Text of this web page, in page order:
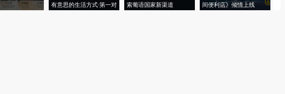
有意思的生活方式·第一对
索葡语国家新渠道
间便利店》倾情上线